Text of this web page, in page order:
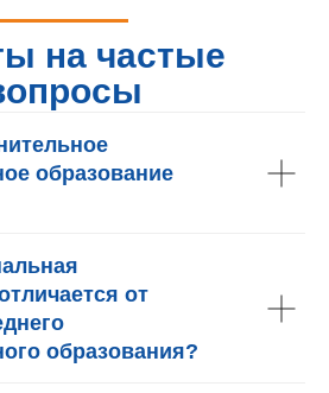
на частые
образование
от
образования?